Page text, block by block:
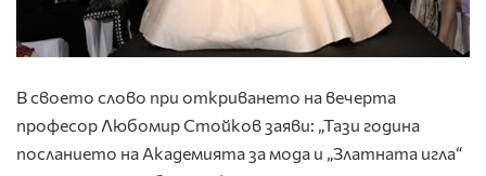
В своето слово при откриването на вечерта
професор Любомир Стойков заяви: „Тази година
посланието на Академията за мода и „Златната игла“